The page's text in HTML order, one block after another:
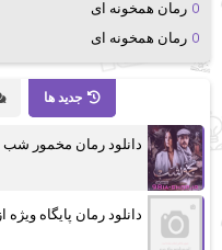
رمان همخونه ای
رمان همخونه ای
جدید ها
دانلود رمان مخمور شب
دانلود رمان پایگاه